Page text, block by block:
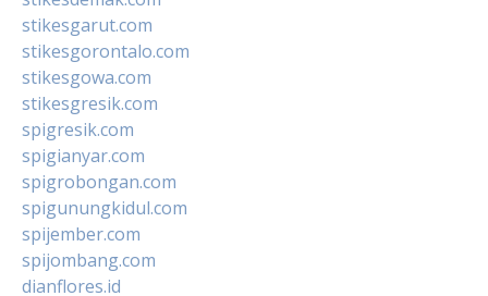
stikesgarut.com
stikesgorontalo.com
stikesgowa.com
stikesgresik.com
spigresik.com
spigianyar.com
spigrobongan.com
spigunungkidul.com
spijember.com
spijombang.com
dianflores.id